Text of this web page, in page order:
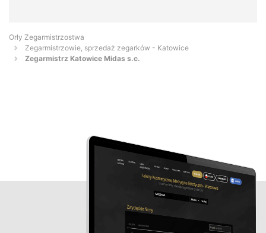
Orły Zegarmistrzostwa
Zegarmistrzowie, sprzedaż zegarków - Katowice
Zegarmistrz Katowice Midas s.c.